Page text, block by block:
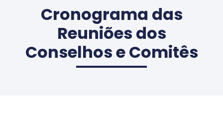
Cronograma das
Reuniões dos
Conselhos e Comitês